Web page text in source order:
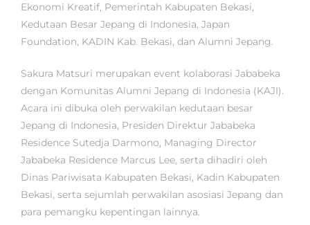
Ekonomi Kreatif, Pemerintah Kabupaten Bekasi,
Kedutaan Besar Jepang di Indonesia, Japan
Foundation, KADIN Kab. Bekasi, dan Alumni Jepang.
Sakura Matsuri merupakan event kolaborasi Jababeka
dengan Komunitas Alumni Jepang di Indonesia (KAJI).
Acara ini dibuka oleh perwakilan kedutaan besar
Jepang di Indonesia, Presiden Direktur Jababeka
Residence Sutedja Darmono, Managing Director
Jababeka Residence Marcus Lee, serta dihadiri oleh
Dinas Pariwisata Kabupaten Bekasi, Kadin Kabupaten
Bekasi, serta sejumlah perwakilan asosiasi Jepang dan
para pemangku kepentingan lainnya.